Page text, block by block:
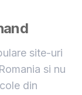
site-uri
si nu
din